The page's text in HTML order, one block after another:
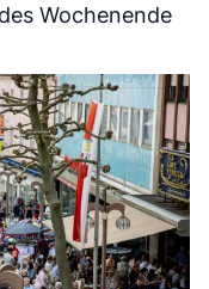
Wochenende